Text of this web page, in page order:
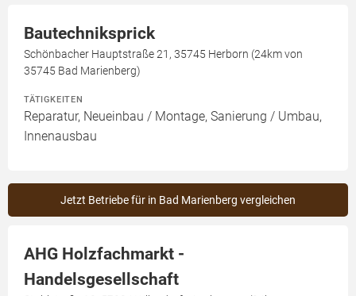
Bautechniksprick
Schönbacher Hauptstraße 21, 35745 Herborn (24km von
35745 Bad Marienberg)
TÄTIGKEITEN
Reparatur, Neueinbau / Montage, Sanierung / Umbau,
Innenausbau
Jetzt Betriebe für in Bad Marienberg vergleichen
AHG Holzfachmarkt -
Handelsgesellschaft